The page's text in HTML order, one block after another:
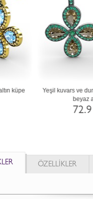
18 ayar beyaz
Ametist ve
ÖZELLİKLER